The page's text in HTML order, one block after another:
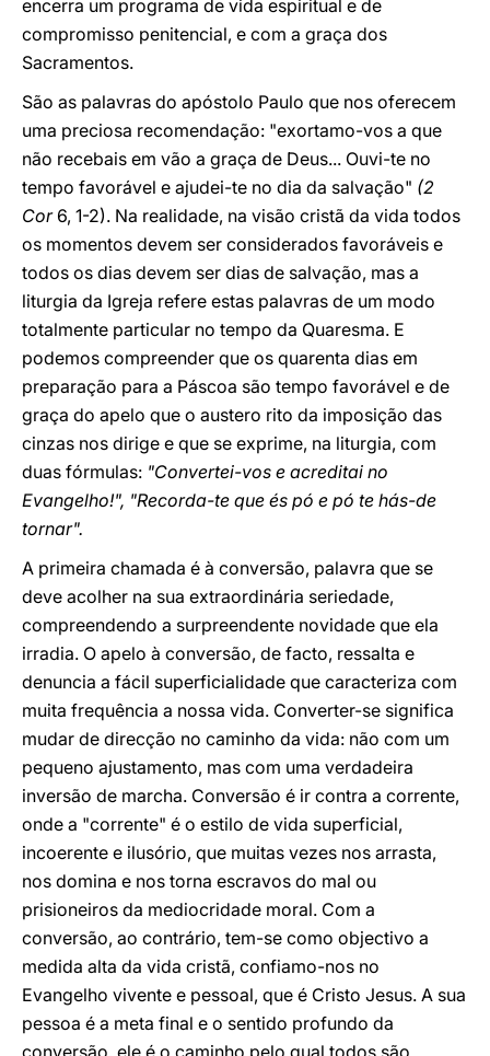
encerra um programa de vida espiritual e de
compromisso penitencial, e com a graça dos
Sacramentos.
São as palavras do apóstolo Paulo que nos oferecem
uma preciosa recomendação: "exortamo-vos a que
não recebais em vão a graça de Deus... Ouvi-te no
tempo favorável e ajudei-te no dia da salvação" (2
Cor6, 1-2). Na realidade, na visão cristã da vida todos
os momentos devem ser considerados favoráveis e
todos os dias devem ser dias de salvação, mas a
liturgia da Igreja refere estas palavras de um modo
totalmente particular no tempo da Quaresma. E
podemos compreender que os quarenta dias em
preparação para a Páscoa são tempo favorável e de
graça do apelo que o austero rito da imposição das
cinzas nos dirige e que se exprime, na liturgia, com
duas fórmulas: "Convertei-vos e acreditai no
Evangelho!", "Recorda-te que és pó e pó te hás-de
tornar".
A primeira chamada é à conversão, palavra que se
deve acolher na sua extraordinária seriedade,
compreendendo a surpreendente novidade que ela
irradia. O apelo à conversão, de facto, ressalta e
denuncia a fácil superficialidade que caracteriza com
muita frequência a nossa vida. Converter-se significa
mudar de direcção no caminho da vida: não com um
pequeno ajustamento, mas com uma verdadeira
inversão de marcha. Conversão é ir contra a corrente,
onde a "corrente" é o estilo de vida superficial,
incoerente e ilusório, que muitas vezes nos arrasta,
nos domina e nos torna escravos do mal ou
prisioneiros da mediocridade moral. Com a
conversão, ao contrário, tem-se como objectivo a
medida alta da vida cristã, confiamo-nos no
Evangelho vivente e pessoal, que é Cristo Jesus. A sua
pessoa é a meta final e o sentido profundo da
conversão, ele é o caminho pelo qual todos são